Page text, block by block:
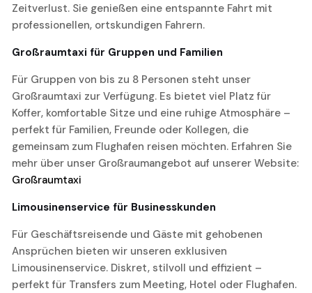
Zeitverlust. Sie genießen eine entspannte Fahrt mit
professionellen, ortskundigen Fahrern.
Großraumtaxi für Gruppen und Familien
Für Gruppen von bis zu 8 Personen steht unser
Großraumtaxi zur Verfügung. Es bietet viel Platz für
Koffer, komfortable Sitze und eine ruhige Atmosphäre –
perfekt für Familien, Freunde oder Kollegen, die
gemeinsam zum Flughafen reisen möchten. Erfahren Sie
mehr über unser Großraumangebot auf unserer Website:
Großraumtaxi
Limousinenservice für Businesskunden
Für Geschäftsreisende und Gäste mit gehobenen
Ansprüchen bieten wir unseren exklusiven
Limousinenservice. Diskret, stilvoll und effizient –
perfekt für Transfers zum Meeting, Hotel oder Flughafen.